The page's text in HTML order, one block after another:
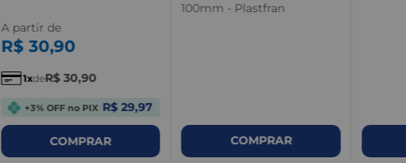
A partir de
R$ 30,90
1 deR$ 30,90
+3% OFF no PIX R$ 29,97
COMPRAR
100mm - Plastfran
COMPRAR